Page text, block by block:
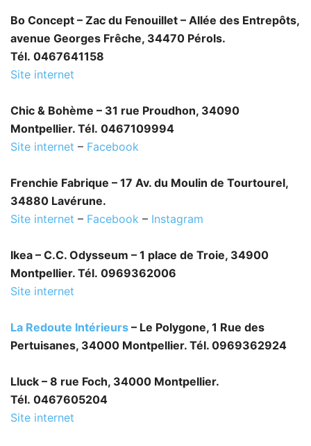
Bo Concept – Zac du Fenouillet – Allée des Entrepôts,
avenue Georges Frêche, 34470 Pérols.
Tél. 0467641158
Site internet
Chic & Bohème – 31 rue Proudhon, 34090
Montpellier. Tél. 0467109994
Site internet – Facebook
Frenchie Fabrique – 17 Av. du Moulin de Tourtourel,
34880 Lavérune.
Site internet – Facebook – Instagram
Ikea – C.C. Odysseum – 1 place de Troie, 34900
Montpellier. Tél. 0969362006
Site internet
La Redoute Intérieurs – Le Polygone, 1 Rue des
Pertuisanes, 34000 Montpellier. Tél. 0969362924
Lluck – 8 rue Foch, 34000 Montpellier.
Tél. 0467605204
Site internet